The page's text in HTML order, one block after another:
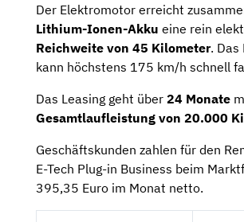
Der Elektromotor erreicht
Lithium-Ionen-Akku eine rein
Reichweite von 45 Kilometer. Das
kann höchstens 175 km/h schnell
Das Leasing geht über 24 Monate
Gesamtlaufleistung von 20.000
Geschäftskunden zahlen für den
E-Tech Plug-in Business beim
395,35 Euro im Monat netto.